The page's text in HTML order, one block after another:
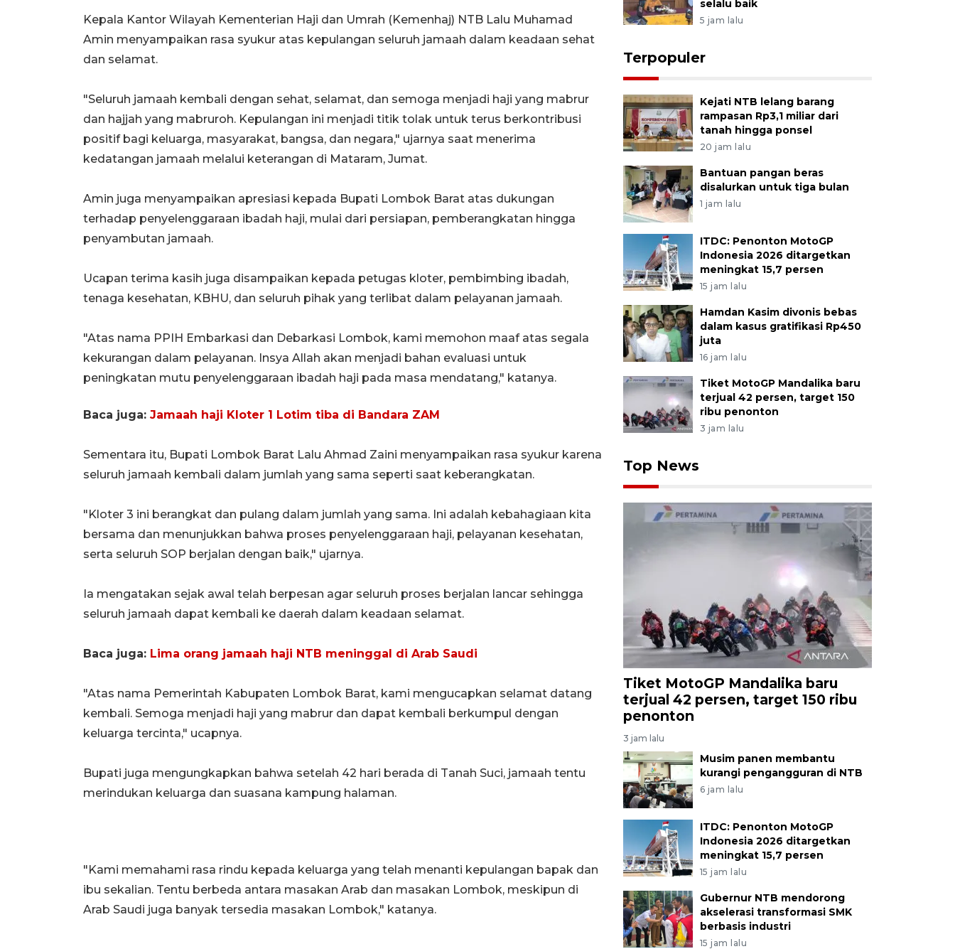
Kepala Kantor Wilayah Kementerian Haji dan Umrah (Kemenhaj) NTB Lalu Muhamad
Amin menyampaikan rasa syukur atas kepulangan seluruh jamaah dalam keadaan sehat
dan selamat.
"Seluruh jamaah kembali dengan sehat, selamat, dan semoga menjadi haji yang mabrur
dan hajjah yang mabruroh. Kepulangan ini menjadi titik tolak untuk terus berkontribusi
positif bagi keluarga, masyarakat, bangsa, dan negara," ujarnya saat menerima
kedatangan jamaah melalui keterangan di Mataram, Jumat.
Amin juga menyampaikan apresiasi kepada Bupati Lombok Barat atas dukungan
terhadap penyelenggaraan ibadah haji, mulai dari persiapan, pemberangkatan hingga
penyambutan jamaah.
Ucapan terima kasih juga disampaikan kepada petugas kloter, pembimbing ibadah,
tenaga kesehatan, KBHU, dan seluruh pihak yang terlibat dalam pelayanan jamaah.
"Atas nama PPIH Embarkasi dan Debarkasi Lombok, kami memohon maaf atas segala
kekurangan dalam pelayanan. Insya Allah akan menjadi bahan evaluasi untuk
peningkatan mutu penyelenggaraan ibadah haji pada masa mendatang," katanya.
Baca juga: Jamaah haji Kloter 1 Lotim tiba di Bandara ZAM
Sementara itu, Bupati Lombok Barat Lalu Ahmad Zaini menyampaikan rasa syukur karena
seluruh jamaah kembali dalam jumlah yang sama seperti saat keberangkatan.
"Kloter 3 ini berangkat dan pulang dalam jumlah yang sama. Ini adalah kebahagiaan kita
bersama dan menunjukkan bahwa proses penyelenggaraan haji, pelayanan kesehatan,
serta seluruh SOP berjalan dengan baik," ujarnya.
Ia mengatakan sejak awal telah berpesan agar seluruh proses berjalan lancar sehingga
seluruh jamaah dapat kembali ke daerah dalam keadaan selamat.
Baca juga: Lima orang jamaah haji NTB meninggal di Arab Saudi
"Atas nama Pemerintah Kabupaten Lombok Barat, kami mengucapkan selamat datang
kembali. Semoga menjadi haji yang mabrur dan dapat kembali berkumpul dengan
keluarga tercinta," ucapnya.
Bupati juga mengungkapkan bahwa setelah 42 hari berada di Tanah Suci, jamaah tentu
merindukan keluarga dan suasana kampung halaman.
"Kami memahami rasa rindu kepada keluarga yang telah menanti kepulangan bapak dan
ibu sekalian. Tentu berbeda antara masakan Arab dan masakan Lombok, meskipun di
Arab Saudi juga banyak tersedia masakan Lombok," katanya.
selalu baik
5 jam lalu
Terpopuler
Kejati NTB lelang barang
rampasan Rp3,1 miliar dari
tanah hingga ponsel
20 jam lalu
Bantuan pangan beras
disalurkan untuk tiga bulan
1 jam lalu
ITDC: Penonton MotoGP
Indonesia 2026 ditargetkan
meningkat 15,7 persen
15 jam lalu
Hamdan Kasim divonis bebas
dalam kasus gratifikasi Rp450
juta
16 jam lalu
Tiket MotoGP Mandalika baru
terjual 42 persen, target 150
ribu penonton
3 jam lalu
Top News
Tiket MotoGP Mandalika baru
terjual 42 persen, target 150 ribu
penonton
3 jam lalu
Musim panen membantu
kurangi pengangguran di NTB
6 jam lalu
ITDC: Penonton MotoGP
Indonesia 2026 ditargetkan
meningkat 15,7 persen
15 jam lalu
Gubernur NTB mendorong
akselerasi transformasi SMK
berbasis industri
15 jam lalu